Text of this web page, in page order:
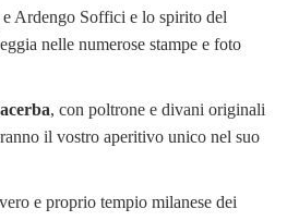
Ardengo Soffici e lo spirito del
nelle numerose stampe e foto
, con poltrone e divani originali
il vostro aperitivo unico nel suo
e proprio tempio milanese dei